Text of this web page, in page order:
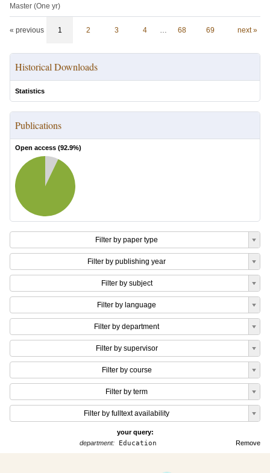
Master (One yr)
« previous 1 2 3 4 … 68 69 next »
Historical Downloads
Statistics
Publications
Open access (92.9%)
Filter by paper type
Filter by publishing year
Filter by subject
Filter by language
Filter by department
Filter by supervisor
Filter by course
Filter by term
Filter by fulltext availability
your query:
Remove
department:Education